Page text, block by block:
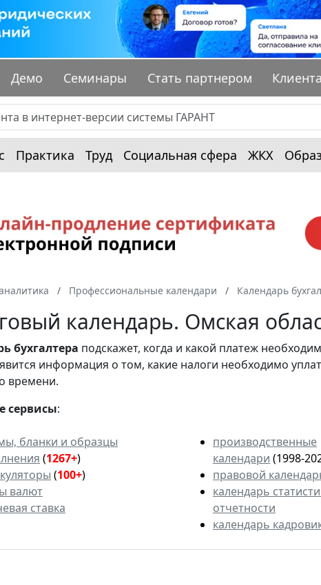
Демо Семинары Стать партнером
Практика Труд Социальная сфера ЖКХ
Профессиональные календари Календарь
календарь. Омская
бухгалтера подскажет, когда и какой платеж
информация о том, какие налоги необходимо
времени.
сервисы:
бланки и образцы
(1267+)
(100+)
валют
ставка
производственные
календари (1998-
правовой
календарь
отчетности
календарь